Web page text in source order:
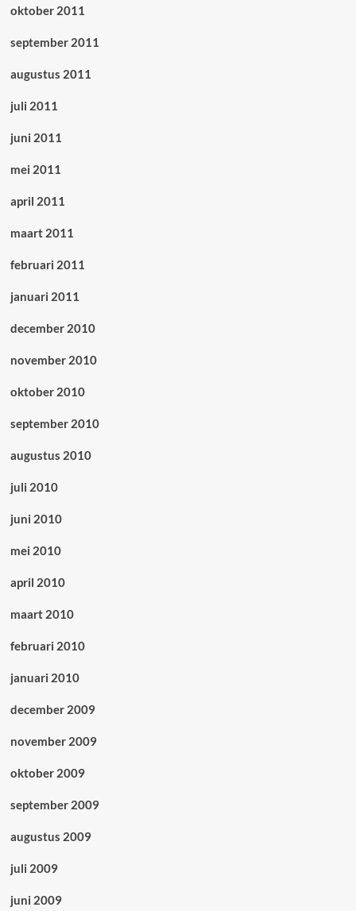
oktober 2011
september 2011
augustus 2011
juli 2011
juni 2011
mei 2011
april 2011
maart 2011
februari 2011
januari 2011
december 2010
november 2010
oktober 2010
september 2010
augustus 2010
juli 2010
juni 2010
mei 2010
april 2010
maart 2010
februari 2010
januari 2010
december 2009
november 2009
oktober 2009
september 2009
augustus 2009
juli 2009
juni 2009